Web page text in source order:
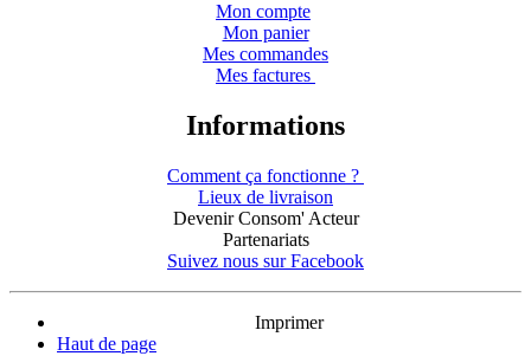
Mon compte
Mon panier
Mes commandes
Mes factures
Informations
Comment ça fonctionne ?
Lieux de livraison
Devenir Consom' Acteur
Partenariats
Suivez nous sur Facebook
Imprimer
Haut de page